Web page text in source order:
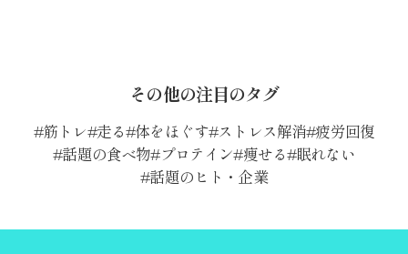
その他の注目のタグ
筋トレ 走る 体をほぐす ストレス解消 疲労回復
話題の食べ物 プロテイン 痩せる 眠れない
話題のヒト・企業